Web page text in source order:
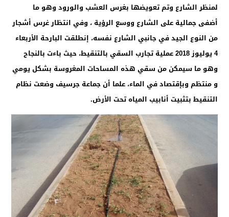
لمنظر الشارع وتم تعويضها بغرس العشب والورود وهو ما
أضفى جمالية على الشارع ووسع الرؤية ، وفي انتظار غرس أشجار
من النوع الجيد في جانبي الشارع نفسه، إنطلقت البارحة الأربعاء
4 يوليوز 2018 عملية تجارب السقي بالتنقيط، حيث باءت بالنجاح
وهو ما سيمكن من سقي هذه المساحات المغروسة بشكل يومي
و منتظم وبإقتصاد في الماء، علما أن جماعة جرسيف وضعت نظام
التنقيط بتثبيت أنابيب المياه تحت الأرض.